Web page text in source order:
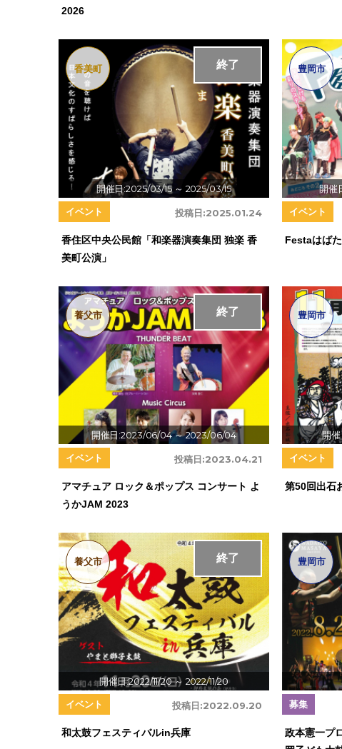
2026
開催日:2025/03/15 ～ 2025/03/15
終了
香美町
投稿日:2025.01.24
イベント
香住区中央公民館「和楽器演奏集団 独楽 香
美町公演」
開催
豊岡市
イベント
Festaはば
開催日:2023/06/04～ 2023/06/04
終了
養父市
投稿日:2023.04.21
イベント
アマチュア ロック＆ポップス コンサート よ
うかJAM 2023
開催
豊岡市
イベント
第50回出石
開催日:2022/11/20～ 2022/11/20
終了
養父市
投稿日:2022.09.20
イベント
和太鼓フェスティバルin兵庫
豊岡市
募集
政本憲一プ